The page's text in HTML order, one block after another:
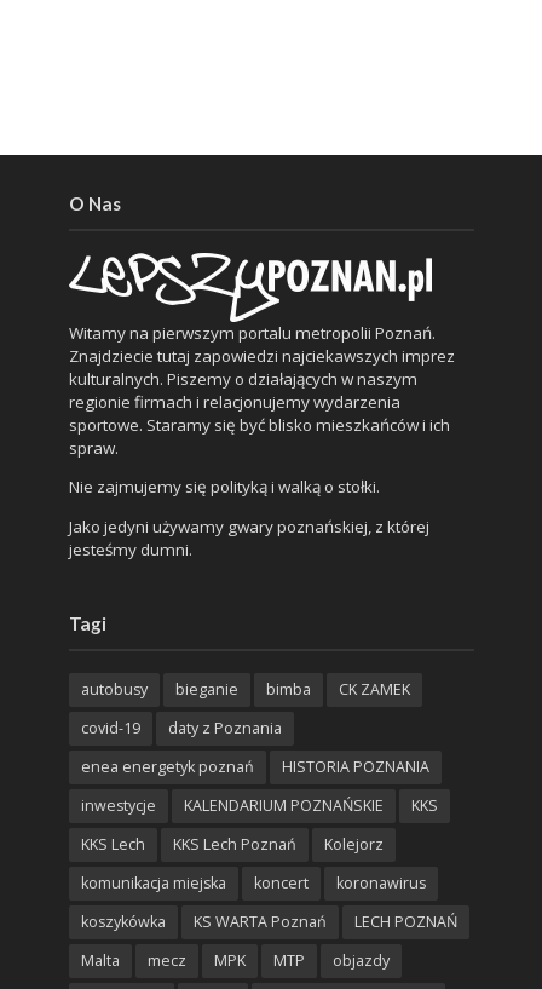
O Nas
Witamy na pierwszym portalu metropolii Poznań.
Znajdziecie tutaj zapowiedzi najciekawszych imprez
kulturalnych. Piszemy o działających w naszym
regionie firmach i relacjonujemy wydarzenia
sportowe. Staramy się być blisko mieszkańców i ich
spraw.
Nie zajmujemy się polityką i walką o stołki.
Jako jedyni używamy gwary poznańskiej, z której
jesteśmy dumni.
Tagi
autobusy bieganie bimba
CK ZAMEK
covid-19
daty z Poznania
enea energetyk poznań
HISTORIA POZNANIA
inwestycje
KALENDARIUM POZNAŃSKIE
KKS
KKS Lech
KKS Lech Poznań
Kolejorz
komunikacja miejska
koncert
koronawirus
koszykówka
KS WARTA Poznań
LECH POZNAŃ
Malta
mecz MPK MTP
objazdy